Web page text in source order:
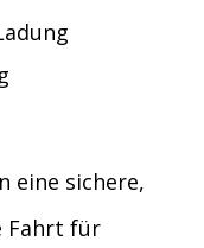
eine sichere,
Fahrt für